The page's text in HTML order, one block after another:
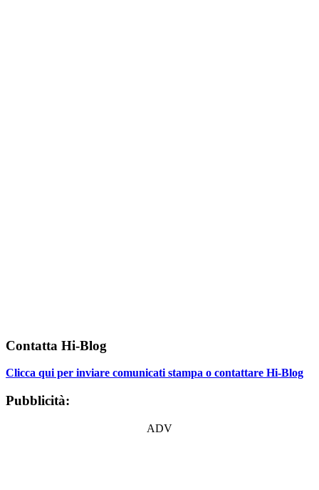
Contatta Hi-Blog
Clicca qui per inviare comunicati stampa o contattare Hi-Blog
Pubblicità:
ADV